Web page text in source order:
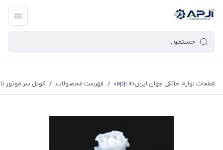
قطعات یدکی و جانبی لوازم خانگی جهان ایران
قطعات لوازم خانگی جهان ایران«apji.ir» / فهرست محصولات / کوبل سر موتور